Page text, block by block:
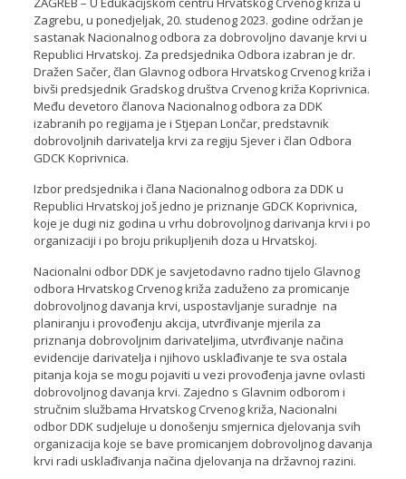
Zagrebu, u ponedjeljak, 20. studenog 2023. godine održan je
sastanak Nacionalnog odbora za dobrovoljno davanje krvi u
Republici Hrvatskoj. Za predsjednika Odbora izabran je dr.
Dražen Sačer, član Glavnog odbora Hrvatskog Crvenog križa i
bivši predsjednik Gradskog društva Crvenog križa Koprivnica.
Među devetoro članova Nacionalnog odbora za DDK
izabranih po regijama je i Stjepan Lončar, predstavnik
dobrovoljnih darivatelja krvi za regiju Sjever i član Odbora
GDCK Koprivnica.
Izbor predsjednika i člana Nacionalnog odbora za DDK u
Republici Hrvatskoj još jedno je priznanje GDCK Koprivnica,
koje je dugi niz godina u vrhu dobrovoljnog darivanja krvi i po
organizaciji i po broju prikupljenih doza u Hrvatskoj.
Nacionalni odbor DDK je savjetodavno radno tijelo Glavnog
odbora Hrvatskog Crvenog križa zaduženo za promicanje
dobrovoljnog davanja krvi, uspostavljanje suradnje na
planiranju i provođenju akcija, utvrđivanje mjerila za
priznanja dobrovoljnim darivateljima, utvrđivanje načina
evidencije darivatelja i njihovo usklađivanje te sva ostala
pitanja koja se mogu pojaviti u vezi provođenja javne ovlasti
dobrovoljnog davanja krvi. Zajedno s Glavnim odborom i
stručnim službama Hrvatskog Crvenog križa, Nacionalni
odbor DDK sudjeluje u donošenju smjernica djelovanja svih
organizacija koje se bave promicanjem dobrovoljnog davanja
krvi radi usklađivanja načina djelovanja na državnoj razini.